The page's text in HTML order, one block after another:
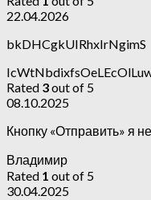
22.04.2026
bkDHCgkUIRhxIrNgimS
Rated 3out of 5
08.10.2025
Кнопку «Отправить» я
Владимир
Rated 1 out of 5
30.04.2025